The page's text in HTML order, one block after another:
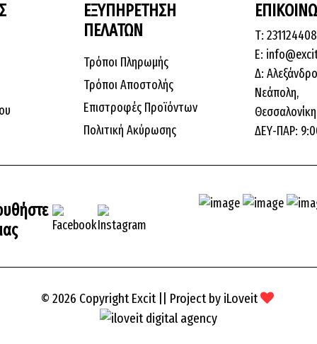
ΕΞΥΠΗΡΕΤΗΣΗ
ΠΕΛΑΤΩΝ
Τρόποι Πληρωμής
Τρόποι Αποστολής
Επιστροφές Προϊόντων
Πολιτική Ακύρωσης
Τ:
E:
Δ:
Νεάπολη,
ΔΕΥ-ΠΑΡ:
© 2026 Copyright Excit || Project by iLoveit